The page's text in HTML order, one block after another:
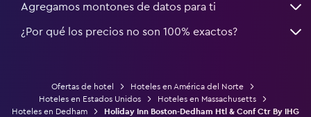
Agregamos montones de datos para ti
¿Por qué los precios no son 100% exactos?
Ofertas de hotel
Hoteles en América del Norte
Hoteles en Estados Unidos
Hoteles en Massachusetts
Hoteles en Dedham
Holiday Inn Boston-Dedham Htl & Conf Ctr By IHG